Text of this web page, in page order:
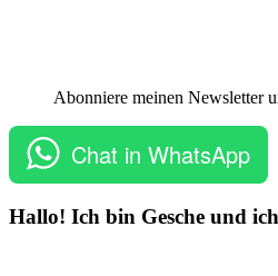
Abonniere meinen Newsletter
Chat in WhatsApp
Hallo! Ich bin Gesche und